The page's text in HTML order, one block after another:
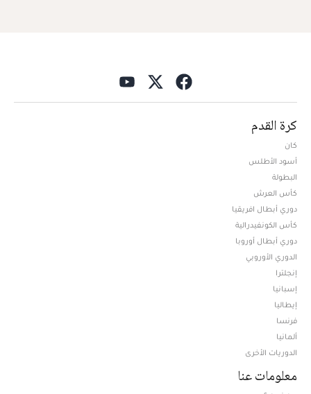
كرة القدم
كان
أسود الأطلس
البطولة
كأس العرش
دوري أبطال افريقيا
كأس الكونفيدرالية
دوري أبطال أوروبا
الدوري الأوروبي
إنجلترا
إسبانيا
إيطاليا
فرنسا
ألمانيا
الدوريات الأخرى
معلومات عنا